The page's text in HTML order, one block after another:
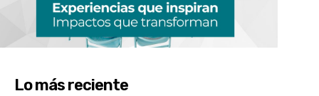
Lo más reciente